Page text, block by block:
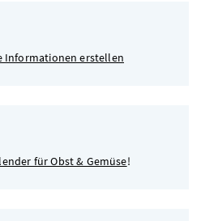
Informationen erstellen
für Obst & Gemüse!